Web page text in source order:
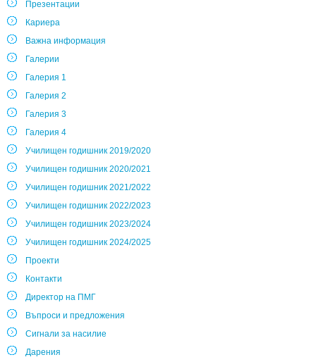
Презентации
Кариера
Важна информация
Галерии
Галерия 1
Галерия 2
Галерия 3
Галерия 4
Училищен годишник 2019/2020
Училищен годишник 2020/2021
Училищен годишник 2021/2022
Училищен годишник 2022/2023
Училищен годишник 2023/2024
Училищен годишник 2024/2025
Проекти
Контакти
Директор на ПМГ
Въпроси и предложения
Сигнали за насилие
Дарения